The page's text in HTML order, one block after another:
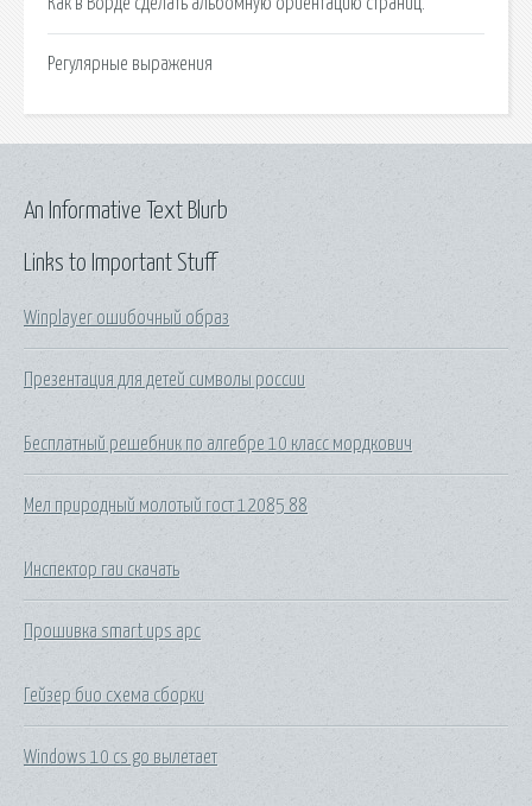
Регулярные выражения
Links to Important Stuff
Winplayer ошибочный образ
Презентация для детей символы россии
Бесплатный решебник по алгебре 10 класс мордкович
Мел природный молотый гост 12085 88
Инспектор гаи скачать
Прошивка smart ups apc
Гейзер био схема сборки
Windows 10 cs go вылетает
An Informative Text Blurb